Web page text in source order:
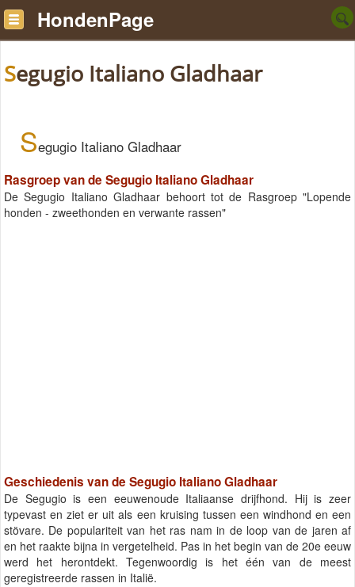
HondenPage
Segugio Italiano Gladhaar
Segugio Italiano Gladhaar
Rasgroep van de Segugio Italiano Gladhaar
De Segugio Italiano Gladhaar behoort tot de Rasgroep "Lopende
honden - zweethonden en verwante rassen"
Geschiedenis van de Segugio Italiano Gladhaar
De Segugio is een eeuwenoude Italiaanse drijfhond. Hij is zeer
typevast en ziet er uit als een kruising tussen een windhond en een
stövare. De populariteit van het ras nam in de loop van de jaren af
en het raakte bijna in vergetelheid. Pas in het begin van de 20e eeuw
werd het herontdekt. Tegenwoordig is het één van de meest
geregistreerde rassen in Italië.